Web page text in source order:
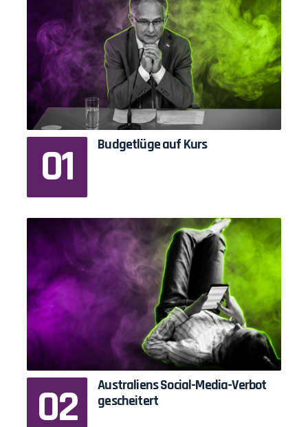
Budgetlüge auf Kurs
Australiens Social-Media-Verbot
gescheitert